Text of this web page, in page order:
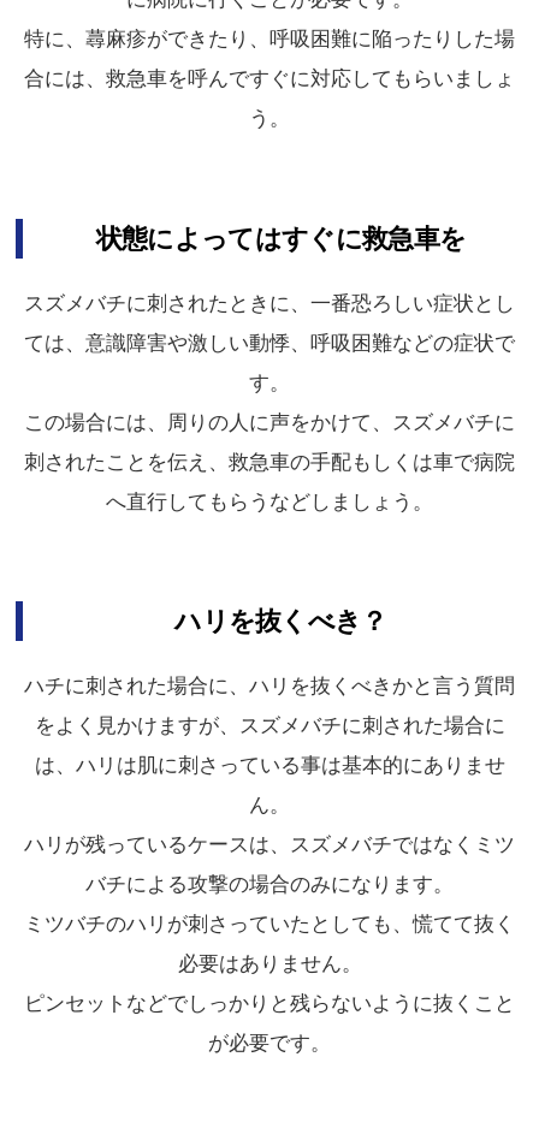
特に、蕁麻疹ができたり、呼吸困難に陥ったりした場
合には、救急車を呼んですぐに対応してもらいましょ
う。
状態によってはすぐに救急車を
スズメバチに刺されたときに、一番恐ろしい症状とし
ては、意識障害や激しい動悸、呼吸困難などの症状で
す。
この場合には、周りの人に声をかけて、スズメバチに
刺されたことを伝え、救急車の手配もしくは車で病院
へ直行してもらうなどしましょう。
ハリを抜くべき？
ハチに刺された場合に、ハリを抜くべきかと言う質問
をよく見かけますが、スズメバチに刺された場合に
は、ハリは肌に刺さっている事は基本的にありませ
ん。
ハリが残っているケースは、スズメバチではなくミツ
バチによる攻撃の場合のみになります。
ミツバチのハリが刺さっていたとしても、慌てて抜く
必要はありません。
ピンセットなどでしっかりと残らないように抜くこと
が必要です。